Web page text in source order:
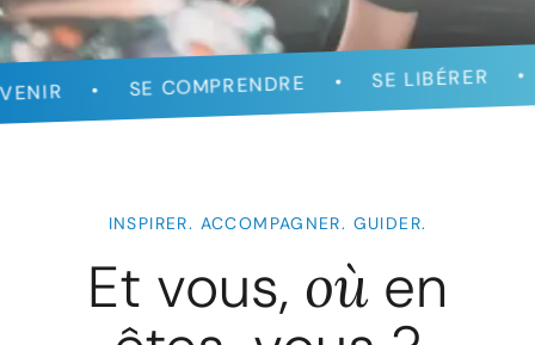
SE COMPRENDRE SE LIBÉRER MIEUX
INSPIRER. ACCOMPAGNER. GUIDER.
Et vous, où en